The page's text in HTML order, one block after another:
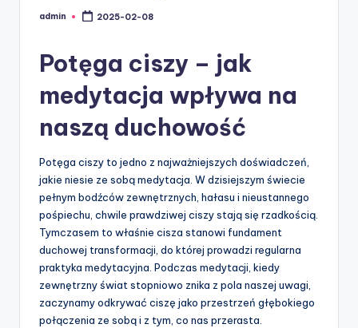
Posted
admin 2025-02-08
Potęga ciszy – jak
medytacja wpływa na
naszą duchowość
Potęga ciszy to jedno z najważniejszych doświadczeń,
jakie niesie ze sobą medytacja. W dzisiejszym świecie
pełnym bodźców zewnętrznych, hałasu i nieustannego
pośpiechu, chwile prawdziwej ciszy stają się rzadkością.
Tymczasem to właśnie cisza stanowi fundament
duchowej transformacji, do której prowadzi regularna
praktyka medytacyjna. Podczas medytacji, kiedy
zewnętrzny świat stopniowo znika z pola naszej uwagi,
zaczynamy odkrywać ciszę jako przestrzeń głębokiego
połączenia ze sobą i z tym, co nas przerasta.